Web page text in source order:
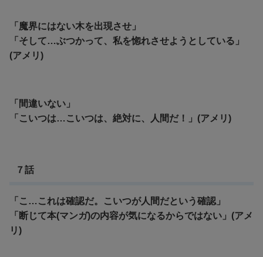
「魔界にはない木を出現させ」
「そして…ぶつかって、私を惚れさせようとしている」
(アメリ)
「間違いない」
「こいつは…こいつは、絶対に、人間だ！」(アメリ)
７話
「こ…これは確認だ。こいつが人間だという確認」
「断じて本(マンガ)の内容が気になるからではない」(アメ
リ)